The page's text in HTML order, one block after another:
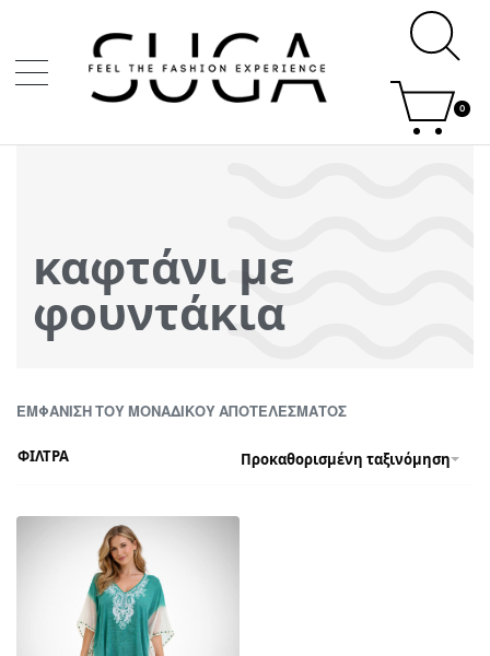
0
καφτάνι με
φουντάκια
ΕΜΦΆΝΙΣΗ ΤΟΥ ΜΟΝΑΔΙΚΟΎ ΑΠΟΤΕΛΈΣΜΑΤΟΣ
Προκαθορισμένη ταξινόμηση
ΦΙΛΤΡΑ